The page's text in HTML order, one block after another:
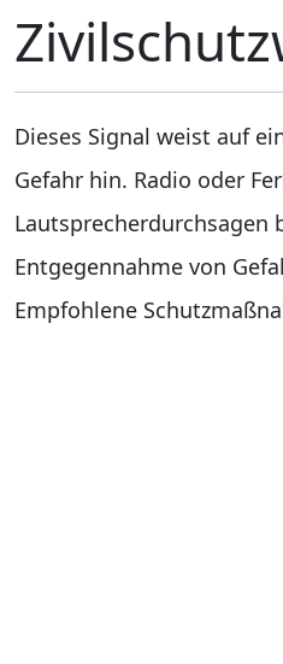
Dieses Signal weist auf
Gefahr hin. Radio oder
Lautsprecherdurchsagen
Entgegennahme von
Empfohlene